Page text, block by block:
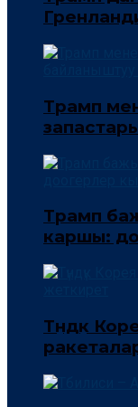
Трамп
Трамп
каршы:
Түндүк